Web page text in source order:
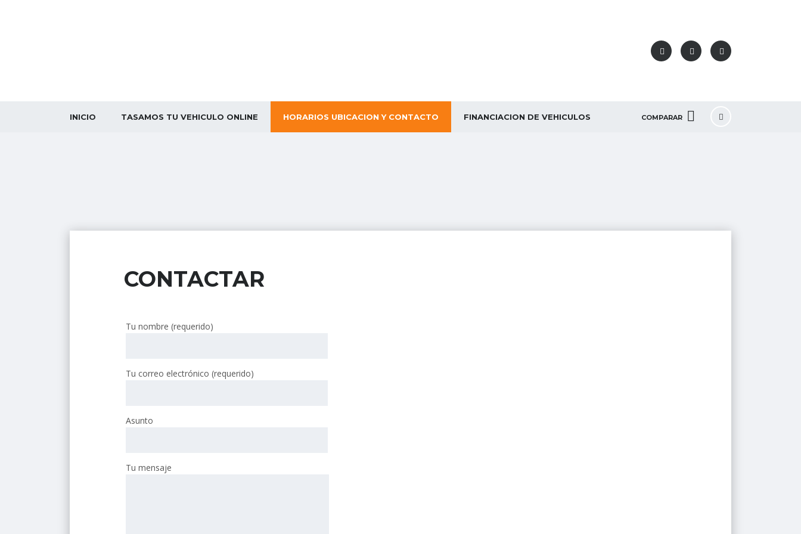
COMPARAR
INICIO TASAMOS TU VEHICULO ONLINE HORARIOS UBICACION Y CONTACTO FINANCIACION DE VEHICULOS
CONTACTAR
Tu nombre (requerido)
Tu correo electrónico (requerido)
Asunto
Tu mensaje